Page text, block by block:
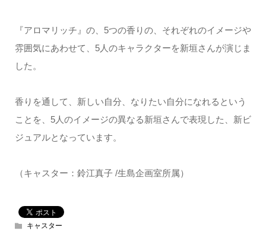
『アロマリッチ』の、5つの香りの、それぞれのイメージや
雰囲気にあわせて、5人のキャラクターを新垣さんが演じま
した。
香りを通して、新しい自分、なりたい自分になれるという
ことを、5人のイメージの異なる新垣さんで表現した、新ビ
ジュアルとなっています。
（キャスター：鈴江真子 /生島企画室所属）
キャスター